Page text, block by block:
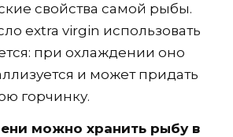
свойства самой рыбы.
extra virgin использовать
при охлаждении оно
и может придать
горчинку.
можно хранить рыбу в